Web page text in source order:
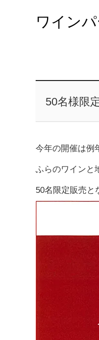
ワイン
50名様限
今年の開催は例
ふらのワインと
50名限定販売と